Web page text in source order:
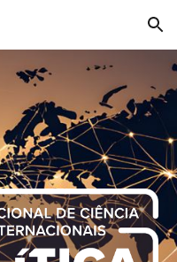
Skip to navigation